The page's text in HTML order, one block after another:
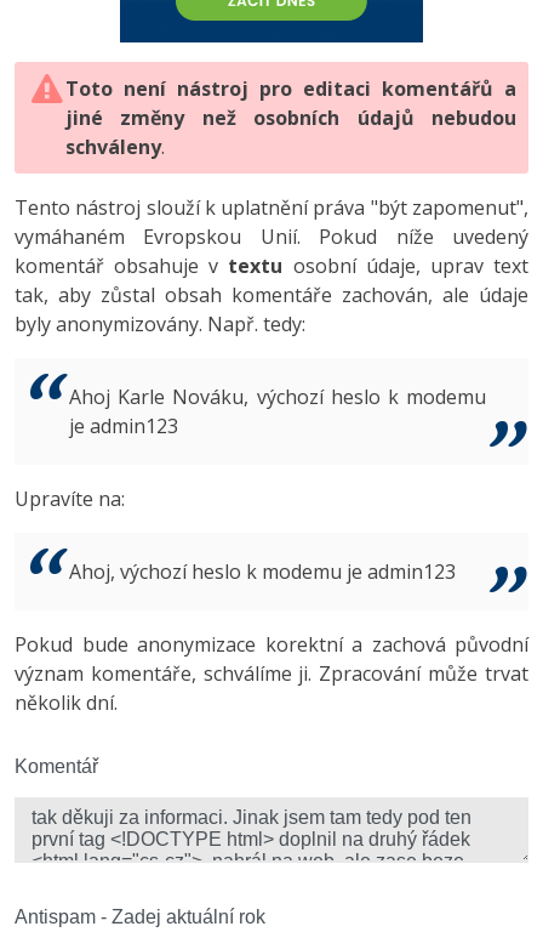
HTML5, CSS3, Bootstrap, SEO
SQL a databáze
Testování a verzování
UML a návrhové vzory
React
Spring
ASP.NET MVC
Best practices
PHP
JavaScript
Python
HTML / CSS
UML a návrhové vzory
MySQL/MariaDB
MS-SQL
Vývojář mobilních aplikací
C# Game developer
Tester
Systémový administrátor
3D grafik
Copywriter
WordPress specialista
-80%
JavaScript -80%
PHP -80%
Swift -80%
Kotlin -80%
VB.NET
Algoritmy -41%
Umělá inteligence (AI) -10%
Fórum
Digitální gramotnost
Marketing
WordPress
SEO
UX
Business
Copywriting
Windows
Kybernetická bezpečnost
-80%
Adobe Illustrator -80%
Adobe Lightroom
Adobe XD
Adobe InDesign -25%
Adobe After Effects
Inkscape
Fórum
Toto není nástroj pro editaci komentářů a
jiné změny než osobních údajů nebudou
schváleny.
Tento nástroj slouží k uplatnění práva "být zapomenut",
vymáhaném Evropskou Unií. Pokud níže uvedený
komentář obsahuje v textu osobní údaje, uprav text
tak, aby zůstal obsah komentáře zachován, ale údaje
byly anonymizovány. Např. tedy:
Ahoj Karle Nováku, výchozí heslo k modemu
je admin123
Upravíte na:
Ahoj, výchozí heslo k modemu je admin123
Pokud bude anonymizace korektní a zachová původní
význam komentáře, schválíme ji. Zpracování může trvat
několik dní.
Komentář
Antispam - Zadej aktuální rok